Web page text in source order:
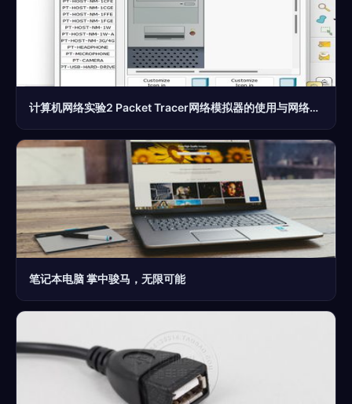
计算机网络实验2 Packet Tracer网络模拟器的使用与网络场景模拟配置及协议交互分析
笔记本电脑 掌中骏马，无限可能